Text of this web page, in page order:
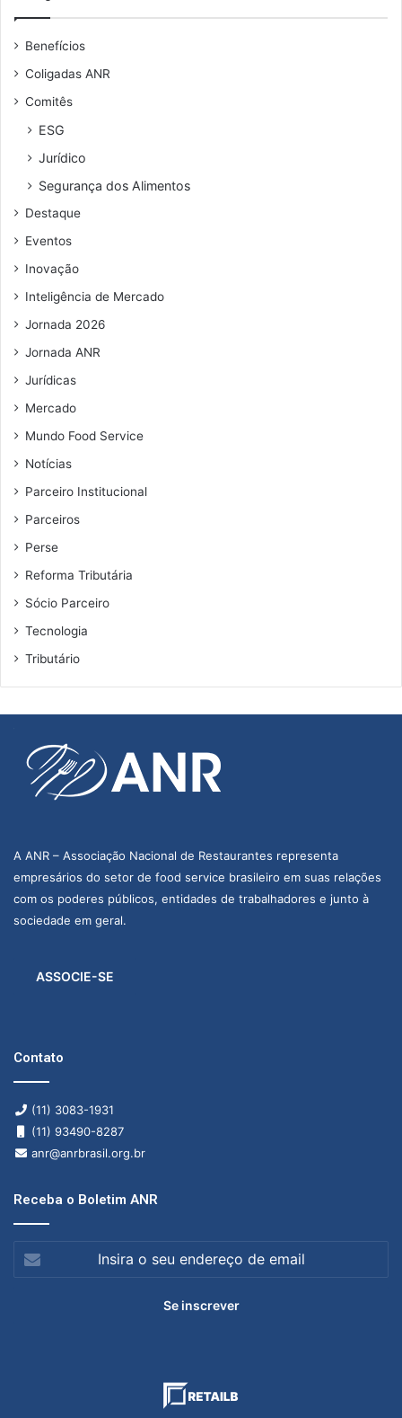
e
n
e
e
e
a
i
Benefícios
Coligadas ANR
Comitês
ESG
Jurídico
Segurança dos Alimentos
Destaque
Eventos
Inovação
Inteligência de Mercado
Jornada 2026
Jornada ANR
Jurídicas
Mercado
Mundo Food Service
Notícias
Parceiro Institucional
Parceiros
Perse
Reforma Tributária
Sócio Parceiro
Tecnologia
Tributário
A ANR – Associação Nacional de Restaurantes representa
empresários do setor de food service brasileiro em suas relações
com os poderes públicos, entidades de trabalhadores e junto à
sociedade em geral.
ASSOCIE-SE
Contato
(11) 3083-1931
(11) 93490-8287
anr@anrbrasil.org.br
Receba o Boletim ANR